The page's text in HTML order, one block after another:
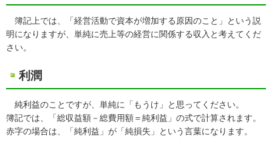
簿記上では、「経営活動で資本が増加する原因のこと」という説
明になりますが、単純に売上等の経営に関係する収入と考えてくだ
さい。
利潤
純利益のことですが、単純に「もうけ」と思ってください。
簿記では、「総収益額－総費用額＝純利益」の式で計算されます。
赤字の場合は、「純利益」が「純損失」という言葉になります。